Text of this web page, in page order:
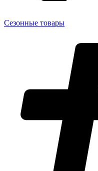
Сезонные товары